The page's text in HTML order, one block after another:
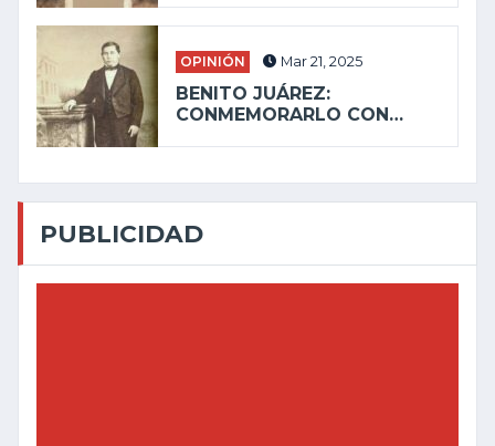
OPINIÓN Mar 21, 2025
BENITO JUÁREZ:
CONMEMORARLO CON…
PUBLICIDAD